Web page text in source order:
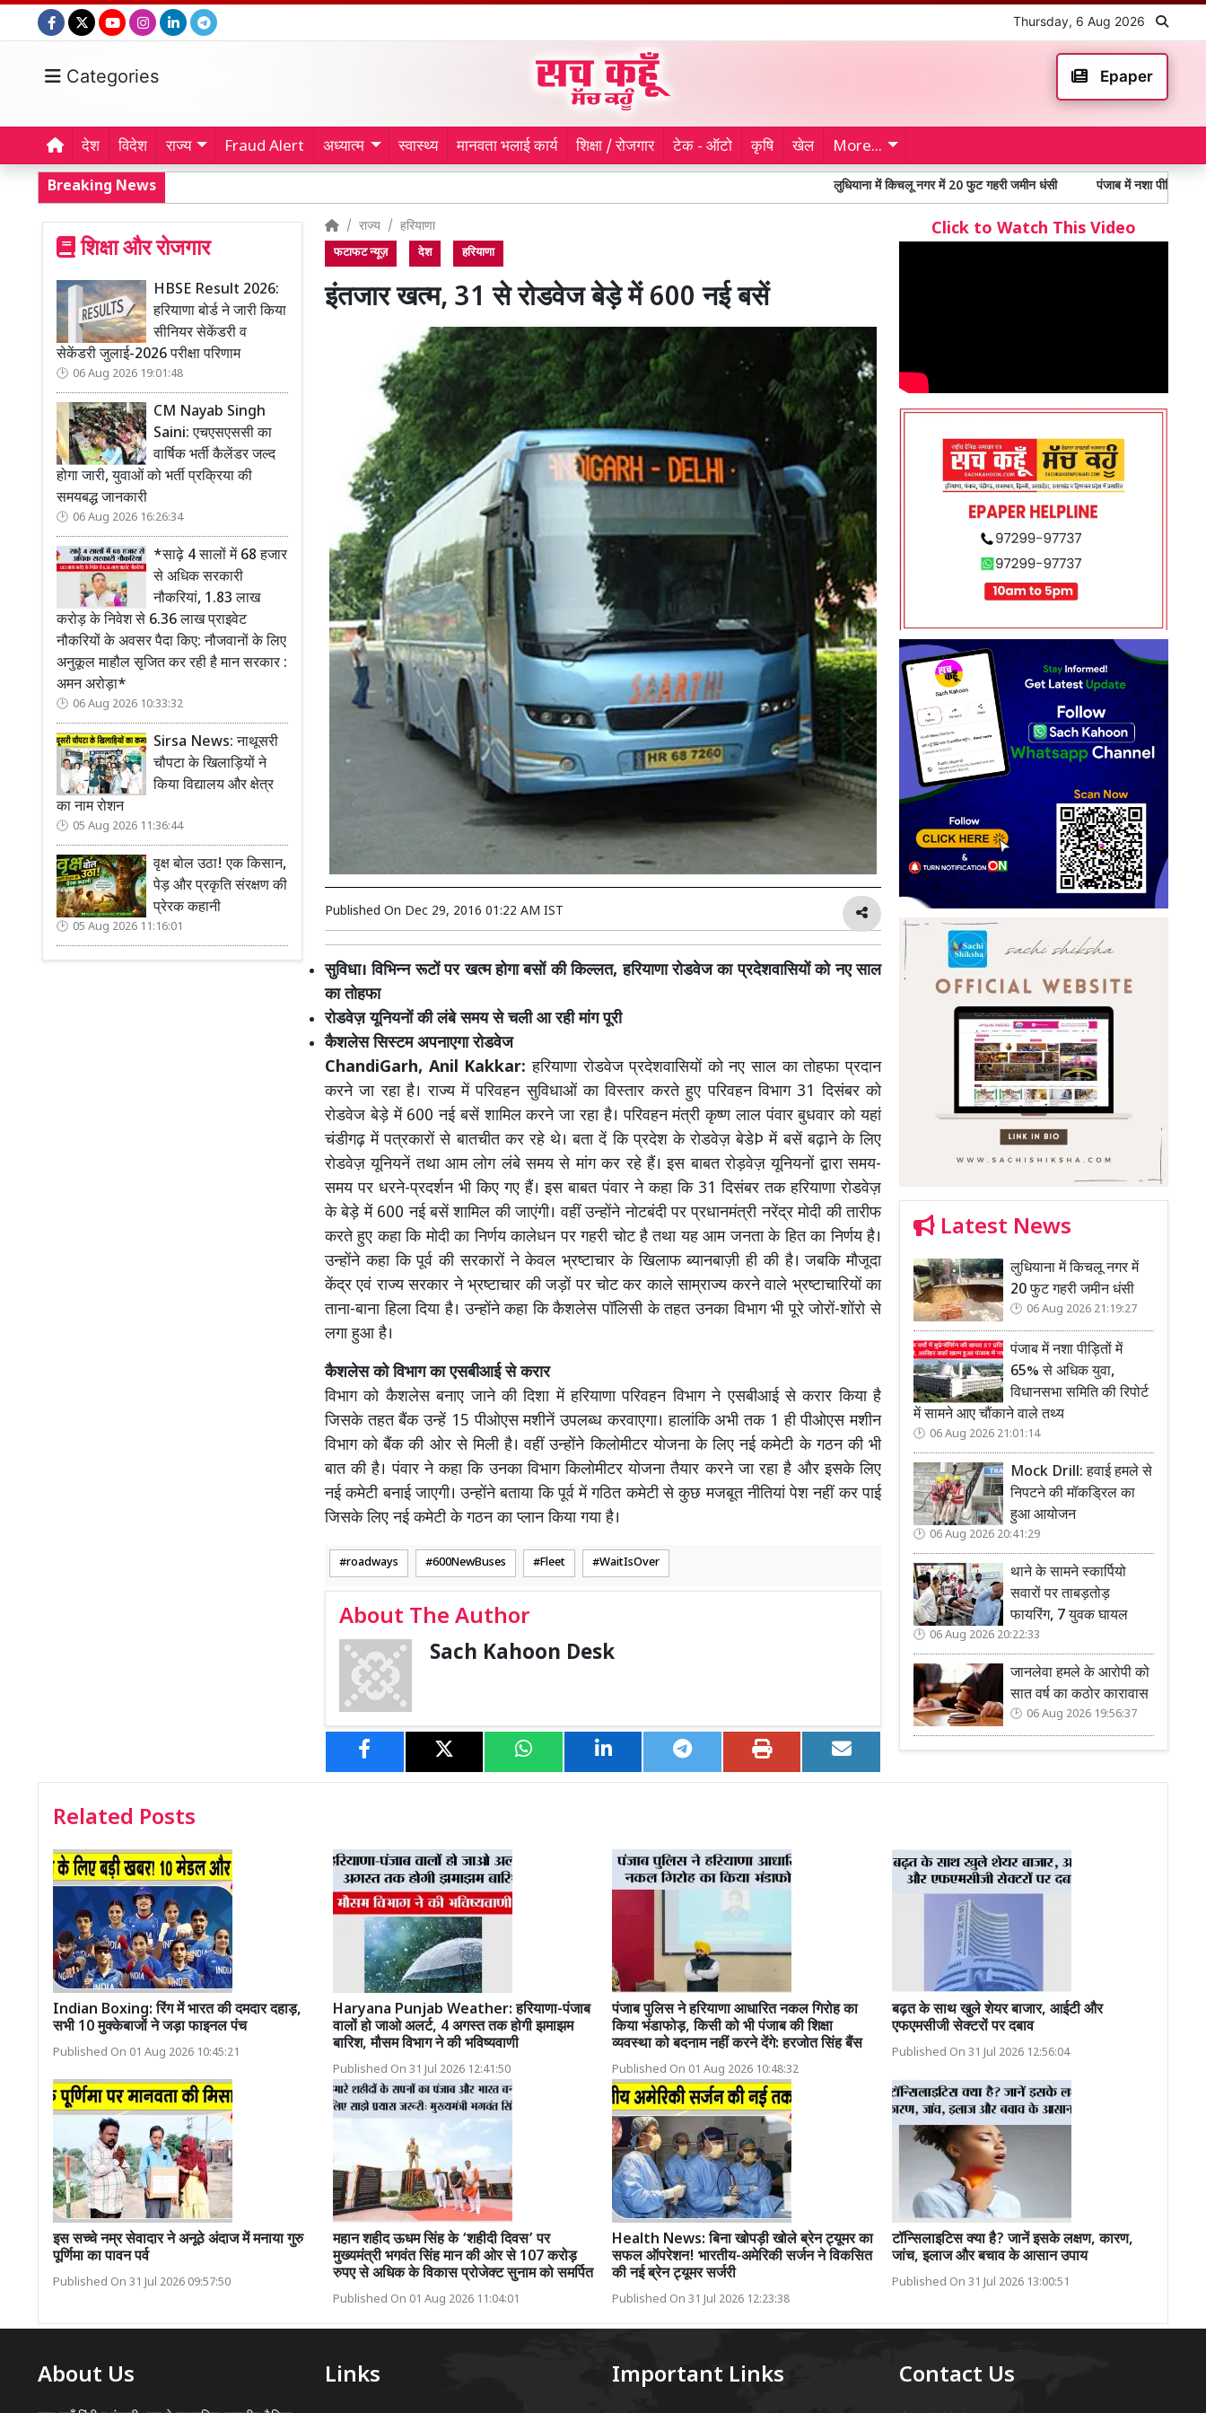
Thursday, 6 Aug 2026
Categories Epaper
देश विदेश राज्य Fraud Alert अध्यात्म स्वास्थ्य मानवता भलाई कार्य शिक्षा / रोजगार टेक - ऑटो कृषि खेल More...
Breaking News लुधियाना में किचलू नगर में 20 फुट गहरी जमीन धंसी पंजाब में नशा पीड़ितों में 65% से अधिक
शिक्षा और रोजगार
HBSE Result 2026:
हरियाणा बोर्ड ने जारी किया
सीनियर सेकेंडरी व
सेकेंडरी जुलाई-2026 परीक्षा परिणाम
06 Aug 2026 19:01:48
CM Nayab Singh
Saini: एचएसएससी का
वार्षिक भर्ती कैलेंडर जल्द
होगा जारी, युवाओं को भर्ती प्रक्रिया की
समयबद्ध जानकारी
06 Aug 2026 16:26:34
*साढ़े 4 सालों में 68 हजार
से अधिक सरकारी
नौकरियां, 1.83 लाख
करोड़ के निवेश से 6.36 लाख प्राइवेट
नौकरियों के अवसर पैदा किए: नौजवानों के लिए
अनुकूल माहौल सृजित कर रही है मान सरकार :
अमन अरोड़ा*
06 Aug 2026 10:33:32
Sirsa News: नाथूसरी
चौपटा के खिलाड़ियों ने
किया विद्यालय और क्षेत्र
का नाम रोशन
05 Aug 2026 11:36:44
वृक्ष बोल उठा! एक किसान,
पेड़ और प्रकृति संरक्षण की
प्रेरक कहानी
05 Aug 2026 11:16:01
राज्य हरियाणा
फटाफट न्यूज़ देश हरियाणा
इंतजार खत्म, 31 से रोडवेज बेड़े में 600 नई बसें
Published On Dec 29, 2016 01:22 AM IST
सुविधा। विभिन्न रूटों पर खत्म होगा बसों की किल्लत, हरियाणा रोडवेज का प्रदेशवासियों को नए साल
का तोहफा
रोडवेज़ यूनियनों की लंबे समय से चली आ रही मांग पूरी
कैशलेस सिस्टम अपनाएगा रोडवेज
ChandiGarh, Anil Kakkar:हरियाणा रोडवेज प्रदेशवासियों को नए साल का तोहफा प्रदान
करने जा रहा है। राज्य में परिवहन सुविधाओं का विस्तार करते हुए परिवहन विभाग 31 दिसंबर को
रोडवेज बेड़े में 600 नई बसें शामिल करने जा रहा है। परिवहन मंत्री कृष्ण लाल पंवार बुधवार को यहां
चंडीगढ़ में पत्रकारों से बातचीत कर रहे थे। बता दें कि प्रदेश के रोडवेज़ बेडेÞ में बसें बढ़ाने के लिए
रोडवेज़ यूनियनें तथा आम लोग लंबे समय से मांग कर रहे हैं। इस बाबत रोड़वेज़ यूनियनों द्वारा समय-
समय पर धरने-प्रदर्शन भी किए गए हैं। इस बाबत पंवार ने कहा कि 31 दिसंबर तक हरियाणा रोडवेज़
के बेड़े में 600 नई बसें शामिल की जाएंगी। वहीं उन्होंने नोटबंदी पर प्रधानमंत्री नरेंद्र मोदी की तारीफ
करते हुए कहा कि मोदी का निर्णय कालेधन पर गहरी चोट है तथा यह आम जनता के हित का निर्णय है।
उन्होंने कहा कि पूर्व की सरकारों ने केवल भ्रष्टाचार के खिलाफ ब्यानबाज़ी ही की है। जबकि मौजूदा
केंद्र एवं राज्य सरकार ने भ्रष्टाचार की जड़ों पर चोट कर काले साम्राज्य करने वाले भ्रष्टाचारियों का
ताना-बाना हिला दिया है। उन्होंने कहा कि कैशलेस पॉलिसी के तहत उनका विभाग भी पूरे जोरों-शोंरो से
लगा हुआ है।
कैशलेस को विभाग का एसबीआई से करार
विभाग को कैशलेस बनाए जाने की दिशा में हरियाणा परिवहन विभाग ने एसबीआई से करार किया है
जिसके तहत बैंक उन्हें 15 पीओएस मशीनें उपलब्ध करवाएगा। हालांकि अभी तक 1 ही पीओएस मशीन
विभाग को बैंक की ओर से मिली है। वहीं उन्होंने किलोमीटर योजना के लिए नई कमेटी के गठन की भी
बात की है। पंवार ने कहा कि उनका विभाग किलोमीटर योजना तैयार करने जा रहा है और इसके लिए
नई कमेटी बनाई जाएगी। उन्होंने बताया कि पूर्व में गठित कमेटी से कुछ मजबूत नीतियां पेश नहीं कर पाई
जिसके लिए नई कमेटी के गठन का प्लान किया गया है।
roadways 600NewBuses Fleet WaitIsOver
About The Author
Sach Kahoon Desk
Click to Watch This Video
Latest News
लुधियाना में किचलू नगर में
20 फुट गहरी जमीन धंसी
06 Aug 2026 21:19:27
पंजाब में नशा पीड़ितों में
65% से अधिक युवा,
विधानसभा समिति की रिपोर्ट
में सामने आए चौंकाने वाले तथ्य
06 Aug 2026 21:01:14
Mock Drill: हवाई हमले से
निपटने की मॉकड्रिल का
हुआ आयोजन
06 Aug 2026 20:41:29
थाने के सामने स्कार्पियो
सवारों पर ताबड़तोड़
फायरिंग, 7 युवक घायल
06 Aug 2026 20:22:33
जानलेवा हमले के आरोपी को
सात वर्ष का कठोर कारावास
06 Aug 2026 19:56:37
Related Posts
Indian Boxing: रिंग में भारत की दमदार दहाड़,
सभी 10 मुक्केबाजों ने जड़ा फाइनल पंच
Published On 01 Aug 2026 10:45:21
Haryana Punjab Weather: हरियाणा-पंजाब
वालों हो जाओ अलर्ट, 4 अगस्त तक होगी झमाझम
बारिश, मौसम विभाग ने की भविष्यवाणी
Published On 31 Jul 2026 12:41:50
पंजाब पुलिस ने हरियाणा आधारित नकल गिरोह का
किया भंडाफोड़, किसी को भी पंजाब की शिक्षा
व्यवस्था को बदनाम नहीं करने देंगे: हरजोत सिंह बैंस
Published On 01 Aug 2026 10:48:32
बढ़त के साथ खुले शेयर बाजार, आईटी और
एफएमसीजी सेक्टरों पर दबाव
Published On 31 Jul 2026 12:56:04
इस सच्चे नम्र सेवादार ने अनूठे अंदाज में मनाया गुरु
पूर्णिमा का पावन पर्व
Published On 31 Jul 2026 09:57:50
महान शहीद ऊधम सिंह के ‘शहीदी दिवस’ पर
मुख्यमंत्री भगवंत सिंह मान की ओर से 107 करोड़
रुपए से अधिक के विकास प्रोजेक्ट सुनाम को समर्पित
Published On 01 Aug 2026 11:04:01
Health News: बिना खोपड़ी खोले ब्रेन ट्यूमर का
सफल ऑपरेशन! भारतीय-अमेरिकी सर्जन ने विकसित
की नई ब्रेन ट्यूमर सर्जरी
Published On 31 Jul 2026 12:23:38
टॉन्सिलाइटिस क्या है? जानें इसके लक्षण, कारण,
जांच, इलाज और बचाव के आसान उपाय
Published On 31 Jul 2026 13:00:51
About Us Links Important Links Contact Us